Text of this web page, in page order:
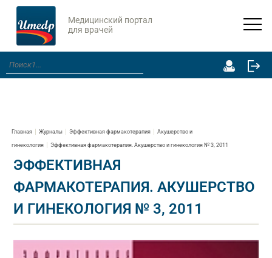
Медицинский портал
для врачей
Главная Журналы Эффективная фармакотерапия Акушерство и
гинекология Эффективная фармакотерапия. Акушерство и гинекология № 3, 2011
ЭФФЕКТИВНАЯ
ФАРМАКОТЕРАПИЯ. АКУШЕРСТВО
И ГИНЕКОЛОГИЯ № 3, 2011